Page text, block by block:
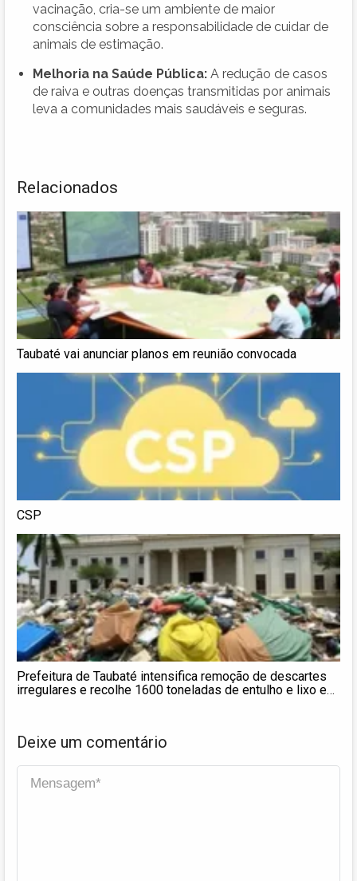
vacinação, cria-se um ambiente de maior
consciência sobre a responsabilidade de cuidar de
animais de estimação.
Melhoria na Saúde Pública: A redução de casos
de raiva e outras doenças transmitidas por animais
leva a comunidades mais saudáveis e seguras.
Relacionados
Taubaté vai anunciar planos em reunião convocada
CSP
Prefeitura de Taubaté intensifica remoção de descartes
irregulares e recolhe 1600 toneladas de entulho e lixo em
Deixe um comentário